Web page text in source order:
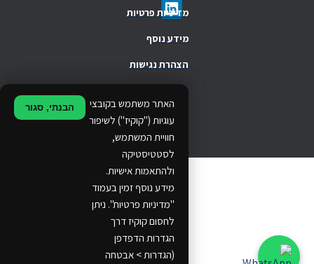
מדיניות פרטיות
האתר משתמש בקובצי
עוגיות ("קוקיז") לשיפור
חוויית המשתמש,
לסטטיסטיקה
ולהתאמות אישיות.
מידע נוסף זמין בעמוד
"מדיניות פרטיות". ניתן
לחסום קוקיז דרך
הגדרות הדפדפן
(הגדרות > אבטחה
הבנתי, סגור
מידע נוסף
.
הצהרת נגישות
© 2024 Ethos Business. All rights reserved.
..
...